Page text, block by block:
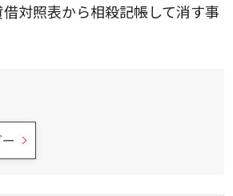
対照表から相殺記帳して消す事